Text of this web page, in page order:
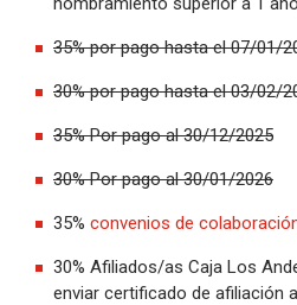
35% por pago hasta el 07/01/
30% por pago hasta el 03/02/
35% Por pago al 30/12/2025
30% Por pago al 30/01/2026
35% convenios de
30% Afiliados/as Caja Los
enviar certificado de afiliación